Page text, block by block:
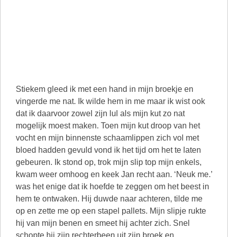
Stiekem gleed ik met een hand in mijn broekje en
vingerde me nat. Ik wilde hem in me maar ik wist ook
dat ik daarvoor zowel zijn lul als mijn kut zo nat
mogelijk moest maken. Toen mijn kut droop van het
vocht en mijn binnenste schaamlippen zich vol met
bloed hadden gevuld vond ik het tijd om het te laten
gebeuren. Ik stond op, trok mijn slip top mijn enkels,
kwam weer omhoog en keek Jan recht aan. ‘Neuk me.’
was het enige dat ik hoefde te zeggen om het beest in
hem te ontwaken. Hij duwde naar achteren, tilde me
op en zette me op een stapel pallets. Mijn slipje rukte
hij van mijn benen en smeet hij achter zich. Snel
schopte hij zijn rechterbeen uit zijn broek en